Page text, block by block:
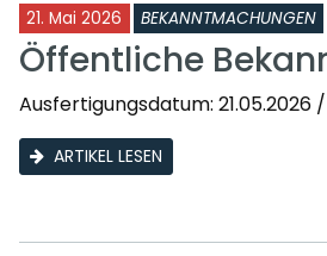
21. Mai 2026 BEKANNTMACHUNGEN
Öffentliche
Ausfertigungsdatum: 21.05.2026
ARTIKEL LESEN